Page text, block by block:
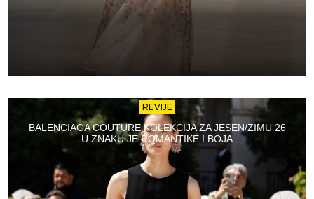
REVIJE
BALENCIAGA COUTURE KOLEKCIJA ZA JESEN/ZIMU 26
U ZNAKU JE ROMANTIKE I BOJA